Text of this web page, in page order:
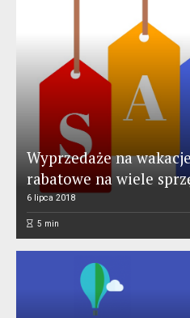
Wyprzedaże na
rabatowe na wiele
6 lipca 2018
5 min